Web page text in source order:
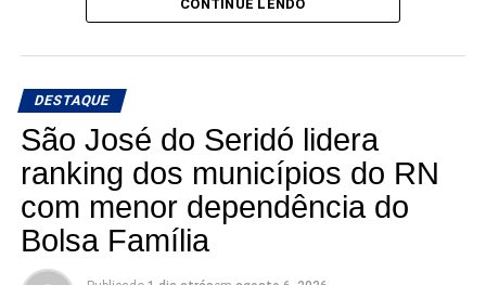
Os três possuem bases e estruturas eleitorais importantes
e chegam à reta da pré-campanha buscando garantir um
potencial para fazer sete cadeiras, a briga pela última
vaga promete ser uma das mais acirradas da eleição para
a ALRN em 2026
CONTINUE LENDO
DESTAQUE
São José do Seridó lidera
ranking dos municípios do RN
com menor dependência do
Bolsa Família